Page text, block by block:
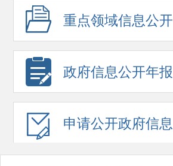
重点领域信息公开
政府信息公开年报
申请公开政府信息